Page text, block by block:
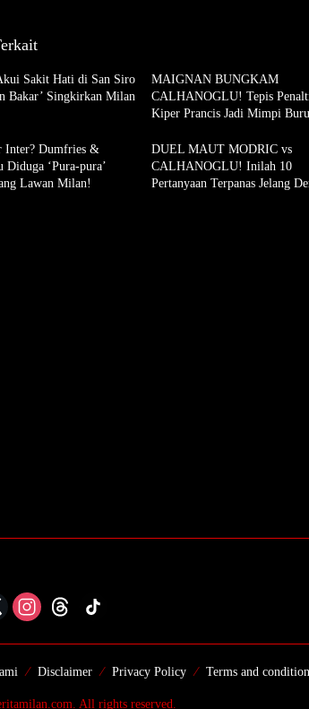
Sakit Hati di San Siro
Bakar’ Singkirkan Milan
MAIGNAN BUNGKAM
CALHANOGLU! Tepis
Kiper Prancis Jadi Mimpi
Inter? Dumfries &
Diduga ‘Pura-pura’
Lawan Milan!
DUEL MAUT MODRIC vs
CALHANOGLU! Inilah 10
Pertanyaan Terpanas Jelang
Disclaimer Privacy Policy Terms and condition
All rights reserved.